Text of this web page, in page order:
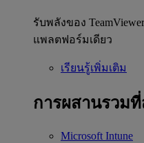
รับพลังของ
แพลตฟอร์มเดียว
เรียนรู้เพิ่มเติม
การผสานรวม
Microsoft Intune